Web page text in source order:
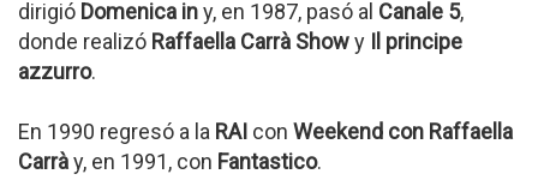
dirigió Domenica iny, en 1987, pasó al Canale 5,
donde realizó Raffaella Carrà Showy Il principe
azzurro.
En 1990 regresó a la RAI con Weekend con Raffaella
Carrày, en 1991, con Fantastico.